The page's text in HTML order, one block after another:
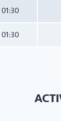
01:30
01:30